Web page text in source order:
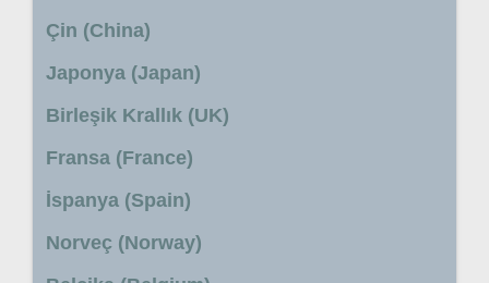
Çin (China)
Japonya (Japan)
Birleşik Krallık (UK)
Fransa (France)
İspanya (Spain)
Norveç (Norway)